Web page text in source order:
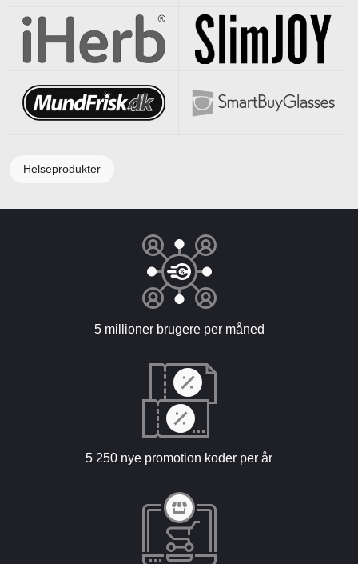
Helseprodukter
5 millioner brugere per måned
5 250 nye promotion koder per år